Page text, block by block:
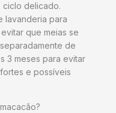
ciclo delicado.
lavanderia para
que meias se
de
3 meses para evitar
e possíveis